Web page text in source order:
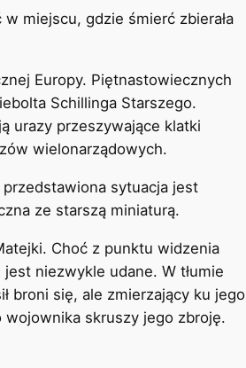
miejscu, gdzie śmierć zbierała
Europy. Piętnastowiecznych
Schillinga Starszego.
urazy przeszywające klatki
wielonarządowych.
przedstawiona sytuacja jest
ze starszą miniaturą.
Choć z punktu widzenia
niezwykle udane. W tłumie
broni się, ale zmierzający ku jego
skruszy jego zbroję.